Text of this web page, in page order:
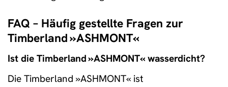
FAQ – Häufig gestellte Fragen zur
Timberland »ASHMONT«
Ist die Timberland »ASHMONT« wasserdicht?
Die Timberland »ASHMONT« ist